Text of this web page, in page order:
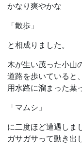
かなり爽やかな
「散歩」
と相成りました。
木が生い茂った小山
道路を歩いていると、
用水路に溜まった葉
「マムシ」
に二度ほど遭遇しま
ガサガサって動き出